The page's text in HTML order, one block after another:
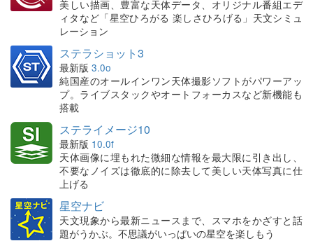
美しい描画、豊富な天体データ、オリジナル番組エデ
ィタなど「星空ひろがる 楽しさひろげる」天文シミュ
レーション
ステラショット3
最新版 3.0o
純国産のオールインワン天体撮影ソフトがパワーアッ
プ。ライブスタックやオートフォーカスなど新機能も
搭載
ステライメージ10
最新版 10.0f
天体画像に埋もれた微細な情報を最大限に引き出し、
不要なノイズは徹底的に除去して美しい天体写真に仕
上げる
星空ナビ
天文現象から最新ニュースまで、スマホをかざすと話
題がうかぶ。不思議がいっぱいの星空を楽しもう